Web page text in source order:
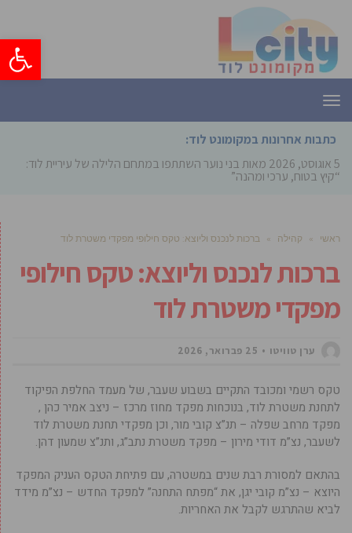
פתח
תפריט
כתבות אחרונות במקומונט לוד:
5 אוגוסט, 2026
מאות בני נוער השתתפו במתחם הלילה של עיריית לוד:
“קיץ בטוח, ערכי ומהנה”
ראשי » קהילה » ברכות לנכנס וליוצא: טקס חילופי מפקדי משטרת לוד
ברכות לנכנס וליוצא: טקס חילופי
מפקדי משטרת לוד
ערן טוויטו 25 פברואר, 2026
טקס רשמי ומכובד התקיים בשבוע שעבר, של מעמד החלפת הפיקוד
לתחנת משטרת לוד, בנוכחות מפקד מחוז מרכז – ניצב אמיר כהן ,
מפקד מרחב שפלה – תנ”צ קובי מור, וכן מפקדי תחנת משטרת לוד
לשעבר, נצ”מ דודי מירון – מפקד משטרת נתב”ג, ותנ”צ שמעון דהן.
בהתאם למסורת רבת שנים במשטרה, עם פתיחת הטקס העניק המפקד
היוצא – נצ”מ קובי יגן, את “מפתח התחנה” למפקד החדש – נצ”מ מידד
לביא שהתרגש לקבל את האחריות.